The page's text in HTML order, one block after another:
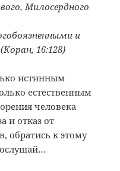
Милосердного
и
16:128)
истинным
естественным
человека
и отказ от
обратись к этому